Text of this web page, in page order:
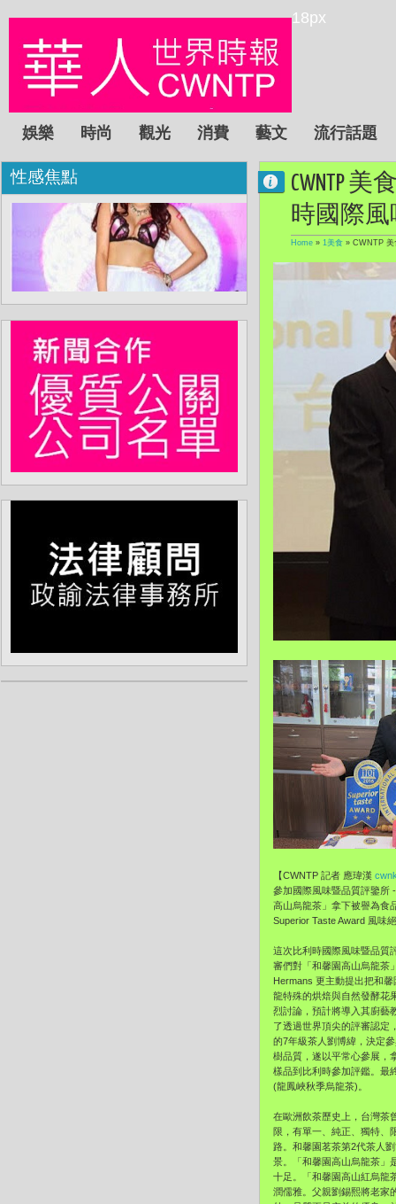
18px
娛樂 時尚 觀光 消費 藝文 流行話題
CWNTP
時國際風
Home » 1美食 » CWNTP 美
【CWNTP 記者 應瑋漢
參加國際風味暨品質評鑒所
高山烏龍茶」拿下被譽為食
Superior Taste Award 風味
這次比利時國際風味暨品質
審們對「和馨園高山烏龍茶
Hermans 更主動提出把和
龍特殊的烘焙與自然發酵花
烈討論，預計將導入其廚藝
了透過世界頂尖的評審認定
的7年級茶人劉博緯，決定
樹品質，遂以平常心參展，
樣品到比利時參加評鑑。最
(龍鳳峽秋季烏龍茶)。
在歐洲飲茶歷史上，台灣茶
限，有單一、純正、獨特、
路。和馨園茗茶第2代茶人
景。「和馨園高山烏龍茶」
十足。「和馨園高山紅烏龍
潤儒雅。父親劉錫熙將老家
性感焦點